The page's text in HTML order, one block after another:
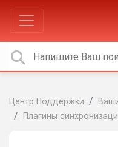
Центр Поддержки
Плагины